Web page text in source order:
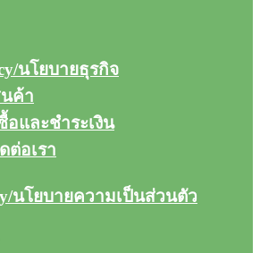
นโยบายธุรกิจ
ค้า
อและชำระเงิน
ต่อเรา
นโยบายความเป็นส่วนตัว